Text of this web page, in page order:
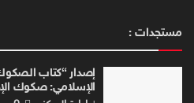
مستجدات :
إصدار “كتاب
الإسلامي: صكوك